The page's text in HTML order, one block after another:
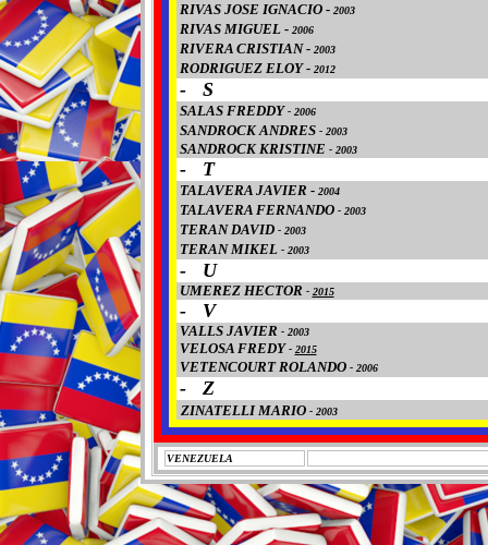
RIVAS JOSE IGNACIO - 2003
RIVAS MIGUEL - 2006
RIVERA CRISTIAN - 2003
RODRIGUEZ ELOY - 2012
- S
SALAS FREDDY- 2006
SANDROCK ANDRES- 2003
SANDROCK KRISTINE - 2003
- T
TALAVERA JAVIER - 2004
TALAVERA FERNANDO- 2003
TERAN DAVID- 2003
TERAN MIKEL- 2003
- U
UMEREZ HECTOR - 2015
- V
VALLS JAVIER - 2003
VELOSA FREDY- 2015
VETENCOURT ROLANDO- 2006
- Z
ZINATELLI MARIO- 2003
VENEZUELA